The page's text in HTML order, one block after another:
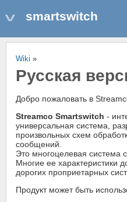
smartswitch
Wiki »
Русская
Добро пожаловать в
Streamco Smartswitch -
универсальная система,
произвольных схем
сообщений.
Это многоцелевая система
Многие ее характеристики
дорогих проприетарных
Продукт может быть